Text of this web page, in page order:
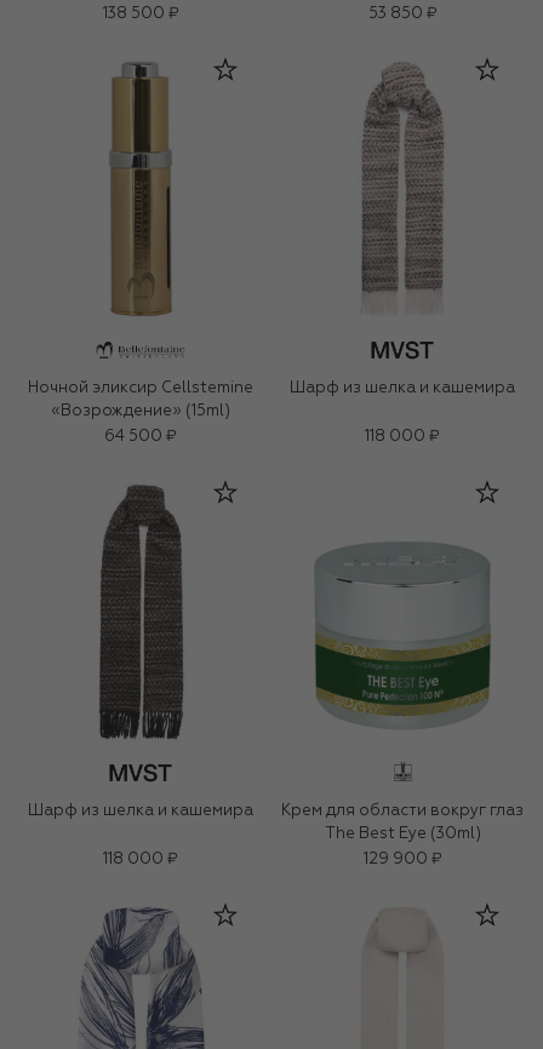
138 500 ₽
53 850 ₽
Ночной эликсир Cellstemine
«Возрождение» (15ml)
64 500 ₽
Шарф из шелка и кашемира
118 000 ₽
Шарф из шелка и кашемира
118 000 ₽
Крем для области вокруг глаз
The Best Eye (30ml)
129 900 ₽